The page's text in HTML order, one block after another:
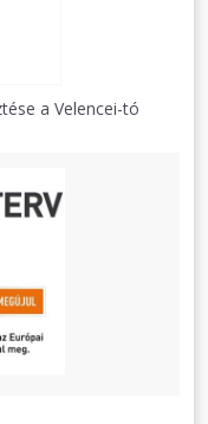
a Velencei-tó